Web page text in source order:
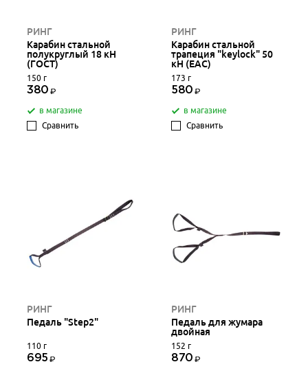
РИНГ
Карабин стальной
полукруглый 18 кН
(ГОСТ)
150 г
380
в магазине
Сравнить
РИНГ
Карабин стальной
трапеция "keylock" 50
кН (ЕАС)
173 г
580
в магазине
Сравнить
РИНГ
Педаль "Step2"
110 г
695
РИНГ
Педаль для жумара
двойная
152 г
870